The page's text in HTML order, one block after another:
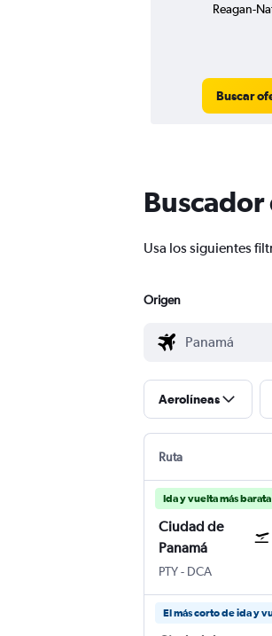
Reagan-
Buscar
Usa los siguientes
Origen
Aerolíneas
Ruta
Ida y vuelta más barata
Ciudad de
Panamá
PTYCiudad de
- DCA
El más corto de ida y